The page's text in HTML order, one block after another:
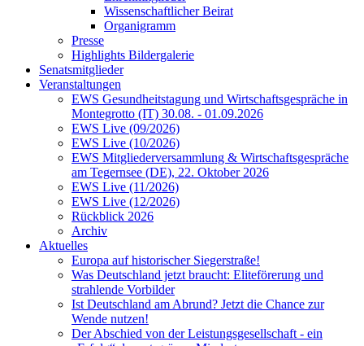
Wissenschaftlicher Beirat
Organigramm
Presse
Highlights Bildergalerie
Senatsmitglieder
Veranstaltungen
EWS Gesundheitstagung und Wirtschaftsgespräche in
Montegrotto (IT) 30.08. - 01.09.2026
EWS Live (09/2026)
EWS Live (10/2026)
EWS Mitgliederversammlung & Wirtschaftsgespräche
am Tegernsee (DE), 22. Oktober 2026
EWS Live (11/2026)
EWS Live (12/2026)
Rückblick 2026
Archiv
Aktuelles
Europa auf historischer Siegerstraße!
Was Deutschland jetzt braucht: Eliteförerung und
strahlende Vorbilder
Ist Deutschland am Abrund? Jetzt die Chance zur
Wende nutzen!
Der Abschied von der Leistungsgesellschaft - ein